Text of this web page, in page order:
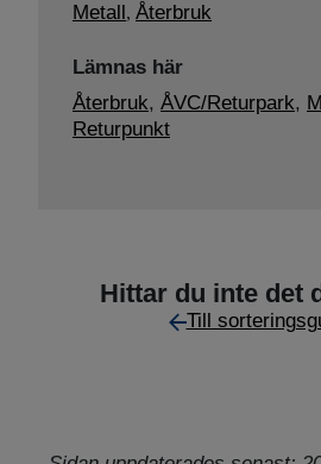
Metall, Återbruk
Lämnas här
Återbruk, ÅVC/Returpark,
Returpunkt
Hittar du inte det
Till